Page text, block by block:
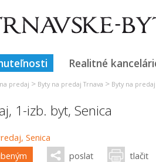
Realitné
predaj > Byty na predaj Trnava > Byty na
1-izb. byt, Senica
poslať tlačiť